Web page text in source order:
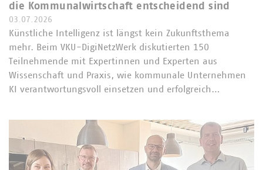
die Kommunalwirtschaft entscheidend sind
03.07.2026
Künstliche Intelligenz ist längst kein Zukunftsthema
mehr. Beim VKU-DigiNetzWerk diskutierten 150
Teilnehmende mit Expertinnen und Experten aus
Wissenschaft und Praxis, wie kommunale Unternehmen
KI verantwortungsvoll einsetzen und erfolgreich…